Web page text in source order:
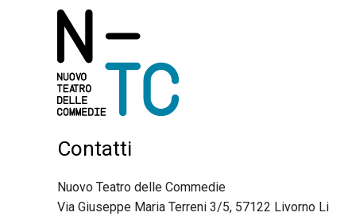
Contatti
Nuovo Teatro delle Commedie
Via Giuseppe Maria Terreni 3/5, 57122 Livorno Li